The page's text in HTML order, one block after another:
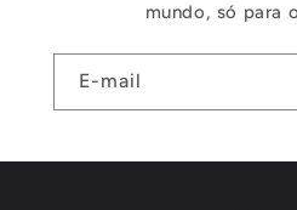
mundo, só para
E-mail